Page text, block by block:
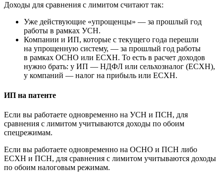
Доходы для сравнения с лимитом считают так:
Уже действующие «упрощенцы» — за прошлый год
работы в рамках УСН.
Компании и ИП, которые с текущего года перешли
на упрощенную систему, — за прошлый год работы
в рамках ОСНО или ЕСХН. То есть в расчет доходов
нужно брать: у ИП — НДФЛ или сельхозналог (ЕСХН),
у компаний — налог на прибыль или ЕСХН.
ИП на патенте
Если вы работаете одновременно на УСН и ПСН, для
сравнения с лимитом учитываются доходы по обоим
спецрежимам.
Если вы работаете одновременно на ОСНО и ПСН либо
ЕСХН и ПСН, для сравнения с лимитом учитываются доходы
по обоим налоговым режимам.